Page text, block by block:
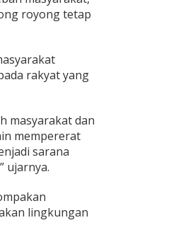
royong tetap
rakyat yang
masyarakat dan
mempererat
sarana
ujarnya.
lingkungan